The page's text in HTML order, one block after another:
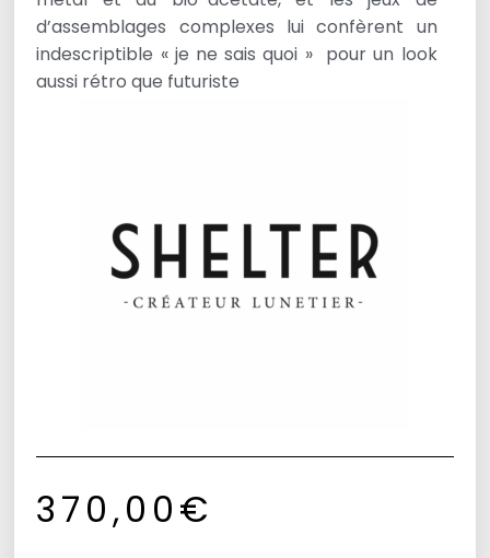
d’assemblages complexes lui confèrent un
indescriptible « je ne sais quoi » pour un look
aussi rétro que futuriste
370,00€